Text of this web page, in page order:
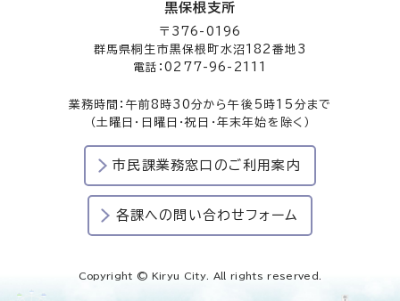
黒保根支所
〒376-0196
群馬県桐生市黒保根町水沼182番地3
電話：0277-96-2111
業務時間：午前8時30分から午後5時15分まで
（土曜日・日曜日・祝日・年末年始を除く）
市民課業務窓口のご利用案内
各課への問い合わせフォーム
Copyright © Kiryu City. All rights reserved.